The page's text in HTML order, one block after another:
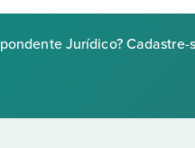
Jurídico?